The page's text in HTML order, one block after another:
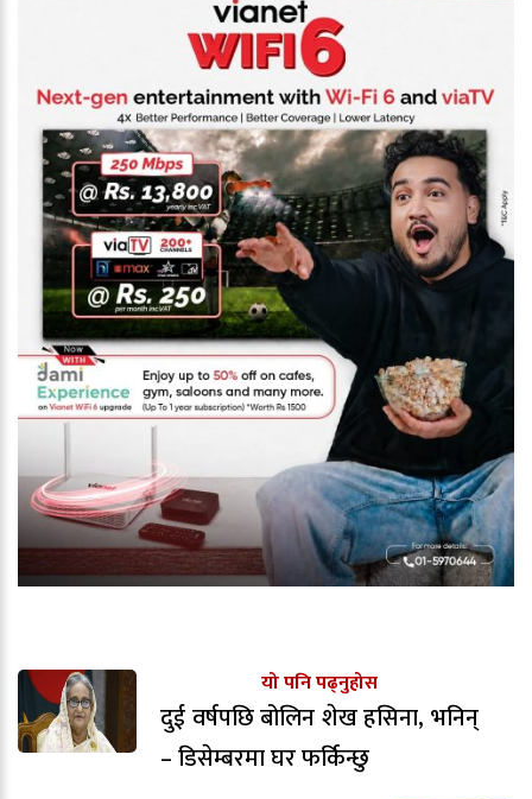
यो पनि पढ्नुहोस
दुई वर्षपछि बोलिन शेख हसिना, भनिन्
– डिसेम्बरमा घर फर्किन्छु